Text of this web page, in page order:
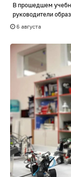
В прошедшем
руководители
6 августа